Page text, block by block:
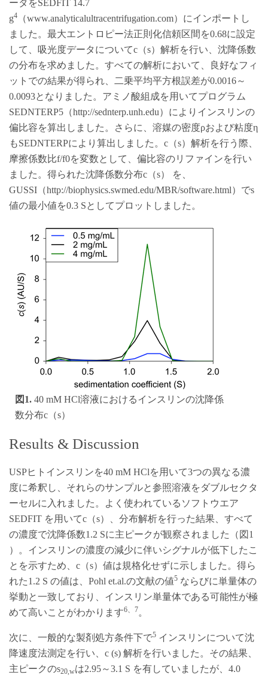
ータをSEDFIT 14.7
g4
（www.analyticalultracentrifugation.com）にインポートし
ました。最大エントロピー法正則化信頼区間を0.68に設定
して、吸光度データについてc（s）解析を行い、沈降係数
の分布を求めました。すべての解析において、良好なフィ
ットでの結果が得られ、二乗平均平方根誤差が0.0016～
0.0093となりました。アミノ酸組成を用いてプログラム
SEDNTERP5（http://sednterp.unh.edu）によりインスリンの
偏比容を算出しました。さらに、溶媒の密度ρおよび粘度η
もSEDNTERPにより算出しました。c（s）解析を行う際、
摩擦係数比f/f0を変数として、偏比容のリファインを行い
ました。得られた沈降係数分布c（s） を、
GUSSI（http://biophysics.swmed.edu/MBR/software.html）でs
値の最小値を0.3 Sとしてプロットしました。
図1. 40 mM HCl溶液におけるインスリンの沈降係
数分布c（s）
Results & Discussion
USPヒトインスリンを40 mM HClを用いて3つの異なる濃
度に希釈し、それらのサンプルと参照溶液をダブルセクタ
ーセルに入れました。よく使われているソフトウエア
SEDFIT を用いてc（s）、分布解析を行った結果、すべて
の濃度で沈降係数1.2 Sに主ピークが観察されました（図1
）。インスリンの濃度の減少に伴いシグナルが低下したこ
とを示すため、c（s）値は規格化せずに示しました。得ら
れた1.2 S の値は、Pohl et.al.の文献の値5 ならびに単量体の
挙動と一致しており、インスリン単量体である可能性が極
めて高いことがわかります6、7。
次に、一般的な製剤処方条件下で5 インスリンについて沈
降速度法測定を行い、c (s) 解析を行いました。その結果、
主ピークのs20,wは2.95～3.1 S を有していましたが、4.0